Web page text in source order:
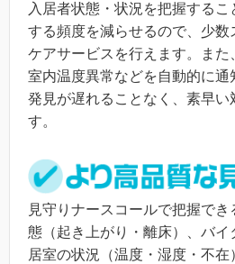
入居者状態・状況を把握するこ
する頻度を減らせるので、少数
ケアサービスを行えます。また
室内温度異常などを自動的に
発見が遅れることなく、素早い
す。
見守りナースコールで把握で
態（起き上がり・離床）、バイ
居室の状況（温度・湿度・不在